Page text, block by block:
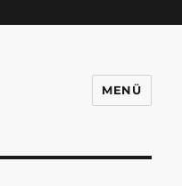
MENÜ